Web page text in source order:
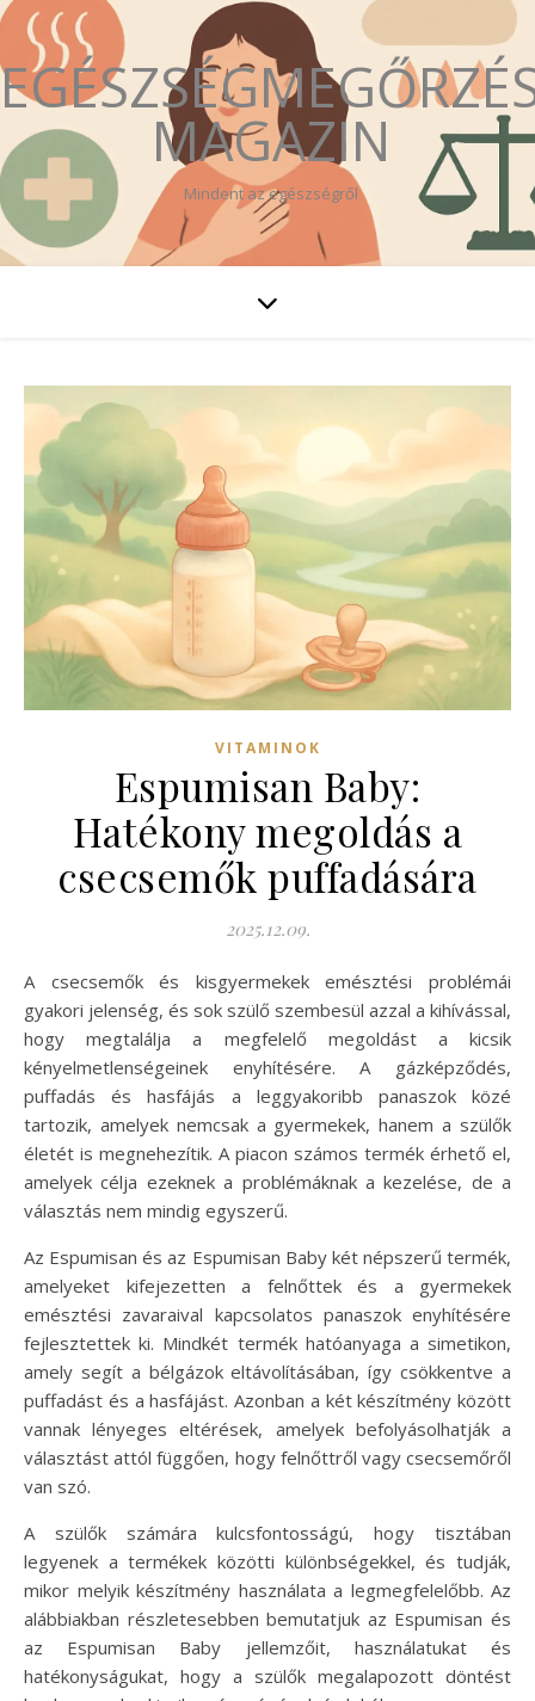
MAGAZIN
Mindent az egészségről
VITAMINOK
Espumisan Baby:
Hatékony megoldás a
csecsemők puffadására
2025.12.09.
A csecsemők és kisgyermekek emésztési problémái
gyakori jelenség, és sok szülő szembesül azzal a kihívással,
hogy megtalálja a megfelelő megoldást a kicsik
kényelmetlenségeinek enyhítésére. A gázképződés,
puffadás és hasfájás a leggyakoribb panaszok közé
tartozik, amelyek nemcsak a gyermekek, hanem a szülők
életét is megnehezítik. A piacon számos termék érhető el,
amelyek célja ezeknek a problémáknak a kezelése, de a
választás nem mindig egyszerű.
Az Espumisan és az Espumisan Baby két népszerű termék,
amelyeket kifejezetten a felnőttek és a gyermekek
emésztési zavaraival kapcsolatos panaszok enyhítésére
fejlesztettek ki. Mindkét termék hatóanyaga a simetikon,
amely segít a bélgázok eltávolításában, így csökkentve a
puffadást és a hasfájást. Azonban a két készítmény között
vannak lényeges eltérések, amelyek befolyásolhatják a
választást attól függően, hogy felnőttről vagy csecsemőről
van szó.
A szülők számára kulcsfontosságú, hogy tisztában
legyenek a termékek közötti különbségekkel, és tudják,
mikor melyik készítmény használata a legmegfelelőbb. Az
alábbiakban részletesebben bemutatjuk az Espumisan és
az Espumisan Baby jellemzőit, használatukat és
hatékonyságukat, hogy a szülők megalapozott döntést